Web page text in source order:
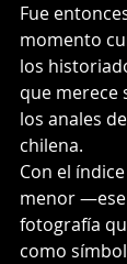
Fue
momento
los
que merece
los anales
chilena.
Con el
menor
fotografía
como